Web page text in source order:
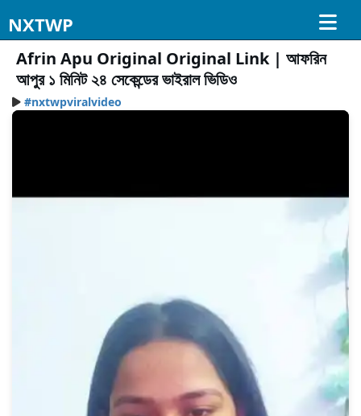
NXTWP
Afrin Apu Original Original Link | আফরিন
আপুর ১ মিনিট ২৪ সেকেন্ডের ভাইরাল ভিডিও
#nxtwpviralvideo